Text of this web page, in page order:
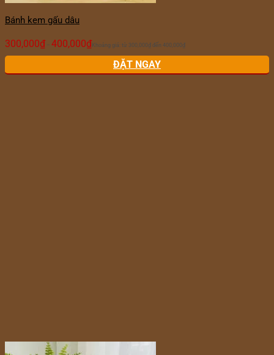
Bánh kem gấu dâu
300,000₫ – 400,000₫ Khoảng giá: từ 300,000₫ đến 400,000₫
ĐẶT NGAY